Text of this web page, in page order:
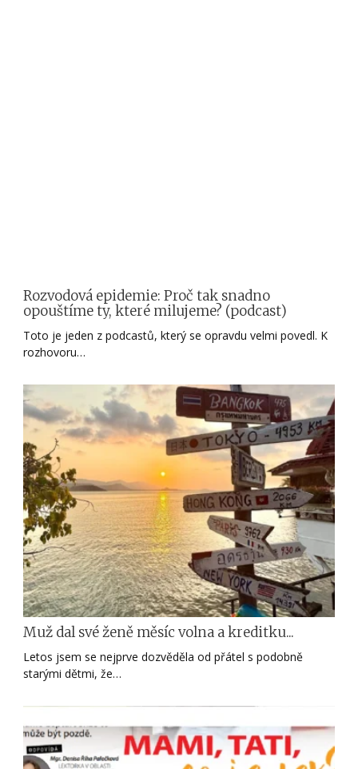
Rozvodová epidemie: Proč tak snadno
opouštíme ty, které milujeme? (podcast)
Toto je jeden z podcastů, který se opravdu velmi povedl. K
rozhovoru…
Muž dal své ženě měsíc volna a kreditku...
Letos jsem se nejprve dozvěděla od přátel s podobně
starými dětmi, že…